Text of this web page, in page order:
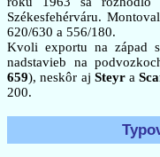
Székesfehérváru.
620/630 a 556/180.
Kvoli exportu na západ
nadstavieb na
659), neskôr aj Steyra
200.